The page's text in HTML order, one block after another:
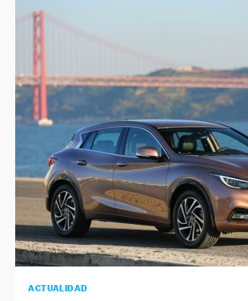
ACTUALIDAD